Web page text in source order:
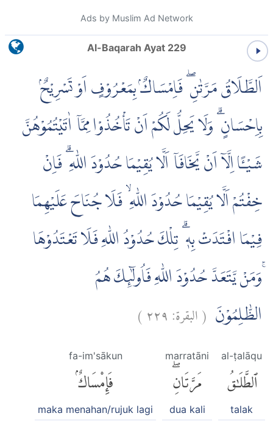
Ads by Muslim Ad Network
Al-Baqarah Ayat 229
اَلطَّلَاقُ مَرَّتٰنِ ۖ فَاِمْسَاكٌۢ بِمَعْرُوْفٍ اَوْ تَسْرِيْحٌۢ
بِاِحْسَانٍ ۗ وَلَا يَحِلُّ لَكُمْ اَنْ تَأْخُذُوْا مِمَّآ اٰتَيْتُمُوْهُنَّ
شَيْـًٔا اِلَّآ اَنْ يَّخَافَآ اَلَّا يُقِيْمَا حُدُوْدَ اللّٰهِ ۗ فَاِنْ
خِفْتُمْ اَلَّا يُقِيْمَا حُدُوْدَ اللّٰهِ ۙ فَلَا جُنَاحَ عَلَيْهِمَا
فِيْمَا افْتَدَتْ بِهٖ ۗ تِلْكَ حُدُوْدُ اللّٰهِ فَلَا تَعْتَدُوْهَا
ۚوَمَنْ يَّتَعَدَّ حُدُوْدَ اللّٰهِ فَاُولٰۤىِٕكَ هُمُ
الظّٰلِمُوْنَ (البقرة:٢٢٩)
al-ṭalāqu
ٱلطَّلَٰقُ
talak
marratāni
مَرَّتَانِۖ
dua kali
fa-im'sākun
فَإِمْسَاكٌۢ
maka menahan/rujuk lagi